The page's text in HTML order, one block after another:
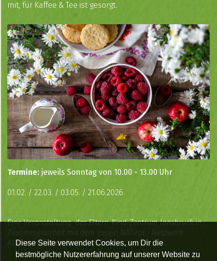
Diese Seite verwendet Cookies, um Dir die
bestmögliche Nutzererfahrung auf unserer Website zu
mit, für Kaffee & Tee ist gesorgt.
Termine: jeweils Sonntag von 10.00 - 13.00 Uhr
01.02. / 22.03. / 03.05. / 21.06.2026
Eine Veranstaltung des Eltern-Kind-Zentrum Innsbruck in
Zusammenarbeit mit dem Verein NATirol - Netzwerk
Alleinerziehende Tirol